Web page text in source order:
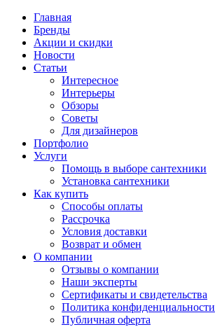
Главная
Бренды
Акции и скидки
Новости
Статьи
Интересное
Интерьеры
Обзоры
Советы
Для дизайнеров
Портфолио
Услуги
Помощь в выборе сантехники
Установка сантехники
Как купить
Способы оплаты
Рассрочка
Условия доставки
Возврат и обмен
О компании
Отзывы о компании
Наши эксперты
Сертификаты и свидетельства
Политика конфиденциальности
Публичная оферта